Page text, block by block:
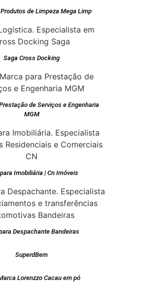
de Limpeza Mega Limp
Saga Cross Docking
de Serviços e Engenharia
MGM
Imobiliária | Cn Imóveis
Despachante Bandeiras
SuperdBem
Lorenzzo Cacau em pó